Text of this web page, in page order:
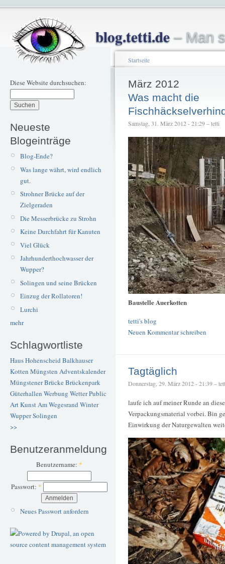
blog.tetti.de– Man
Diese Website durchsuchen:
Neueste
Blogeinträge
Blog-Ende?
Was lange währt, wird endlich
gut.
Strohner Brücke auf der
Zielgeraden
Die Messerbrücke zu Strohn
Keine Durchfahrt für Kanuten
Viel Glück
Jahrhunderthochwasser der
Wupper?
Solingen und seine Brücken
Einzug der Rollatoren!
Lurchi
mehr
Schlagwortliste
Haus Hohenscheid Balkhauser
Kotten Müngsten Adventskalender
Müngstener BrückeBrückenpark
Güterhallen Werbung WetterPublic
ArtKunstAm Wegesrand Winter
WupperSolingen
>>
Benutzeranmeldung
Benutzername: *
Passwort: *
Neues Passwort anfordern
Startseite
März 2012
Was macht die
Samstag, 31. März 2012 - 21:29 – tetti
Baustelle Auerkotten
tetti's blog
Neuen Kommentar schreiben
Tagtäglich
Donnerstag, 29. März 2012 - 21:39 –
laufe ich auf meiner Runde an
Verpackungsmaterial vorbei. Bin
Einwirkung der Naturgewalten